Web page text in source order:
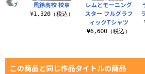
レムとモーニング
スター フルグラフ
ィックTシャツ
¥6,600（税込）
ング 風鈴高校 校章
¥1,320（税込）
この商品と同じ作品タイトルの商品